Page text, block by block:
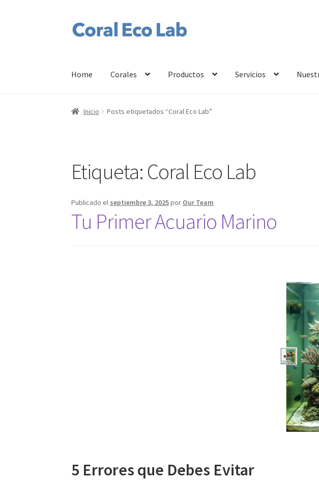
Ir
Ir
al
Home Corales Productos Servicios
Inicio Posts etiquetados “Coral Eco Lab”
Etiqueta: Coral Eco Lab
Publicado el septiembre 3, 2025por Our Team
Tu Primer Acuario Marino
5 Errores que Debes Evitar